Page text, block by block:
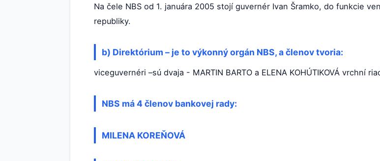
Na čele NBS od 1. januára 2005 stojí guvernér Ivan Šramko, do funkcie
republiky.
b) Direktórium – je to výkonný orgán NBS, a členov tvoria:
viceguvernéri –sú dvaja - MARTIN BARTO a ELENA KOHÚTIKOVÁ vrchní
NBS má 4 členov bankovej rady:
MILENA KOREŇOVÁ